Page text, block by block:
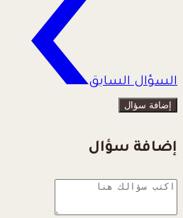
السؤال السابق
إضافة سؤال
إضافة سؤال